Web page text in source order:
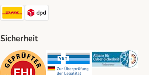
DHL Shipping Method
Sicherheit
Security Security